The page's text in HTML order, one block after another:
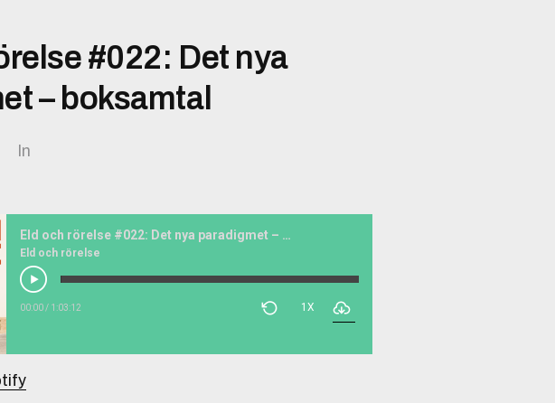
#022: Det nya
– boksamtal
In
Eld och rörelse #022: Det nya paradigmet – boksamtal
Eld och rörelse
00:00/ 1:03:12 1X